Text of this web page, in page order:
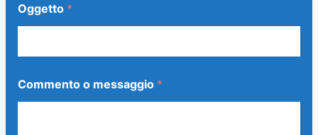
O
g
t
o
m
Oggetto *
Commento o messaggio *